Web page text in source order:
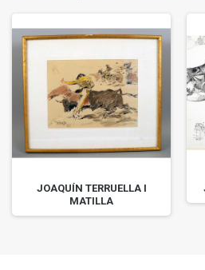
JOAQUÍN TERRUELLA I
MATILLA